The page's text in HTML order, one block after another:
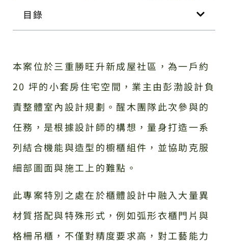
目錄
本案位於三重勝旺升新成屋社區，為一戶約
20 坪的小套房住宅空間，業主由彭渤設計負
責整體室內設計規劃。醒木團隊此次參與的
任務，是根據設計師的構想，量身打造一系
列結合機能與造型的櫥櫃組件，並協助克服
細部圖面與施工上的難點。
此專案特別之處在於櫃體設計中融入大量異
材質搭配與特殊形式，例如弧形衣櫃門片與
格柵吊櫃，不僅對精度要求高，對工藝能力